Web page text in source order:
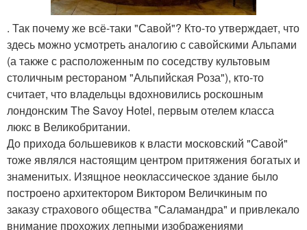
. Так почему же всё-таки "Савой"? Кто-то утверждает, что
здесь можно усмотреть аналогию с савойскими Альпами
(а также с расположенным по соседству культовым
столичным рестораном "Альпийская Роза"), кто-то
считает, что владельцы вдохновились роскошным
лондонским The Savoy Hotel, первым отелем класса
люкс в Великобритании.
До прихода большевиков к власти московский "Савой"
тоже являлся настоящим центром притяжения богатых и
знаменитых. Изящное неоклассическое здание было
построено архитектором Виктором Величкиным по
заказу страхового общества "Саламандра" и привлекало
внимание прохожих лепными изображениями